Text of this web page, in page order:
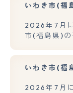
いわき市(福
2026年7月
市(福島県)の
いわき市(福
2026年7月